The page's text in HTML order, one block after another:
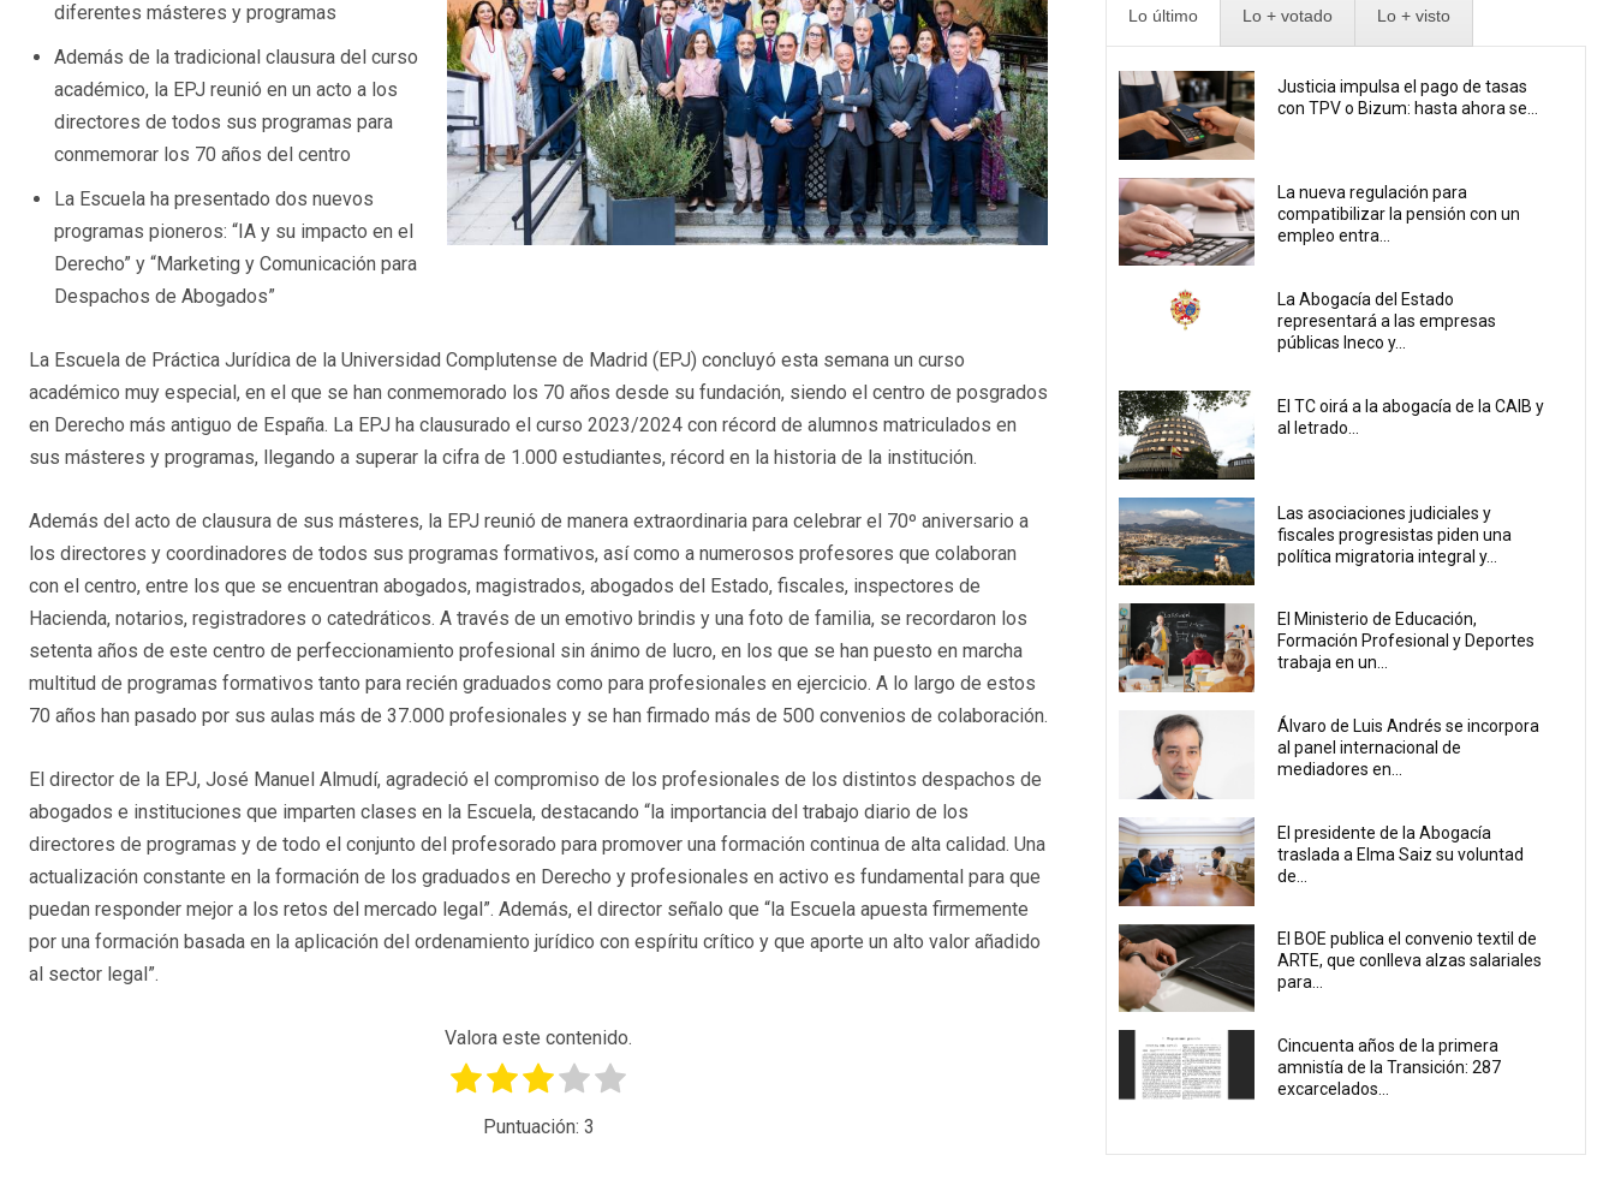
diferentes másteres y programas
Además de la tradicional clausura del curso
académico, la EPJ reunió en un acto a los
directores de todos sus programas para
conmemorar los 70 años del centro
La Escuela ha presentado dos nuevos
programas pioneros: “IA y su impacto en el
Derecho” y “Marketing y Comunicación para
Despachos de Abogados”
La Escuela de Práctica Jurídica de la Universidad Complutense de Madrid (EPJ) concluyó esta semana un curso
académico muy especial, en el que se han conmemorado los 70 años desde su fundación, siendo el centro de posgrados
en Derecho más antiguo de España. La EPJ ha clausurado el curso 2023/2024 con récord de alumnos matriculados en
sus másteres y programas, llegando a superar la cifra de 1.000 estudiantes, récord en la historia de la institución.
Además del acto de clausura de sus másteres, la EPJ reunió de manera extraordinaria para celebrar el 70º aniversario a
los directores y coordinadores de todos sus programas formativos, así como a numerosos profesores que colaboran
con el centro, entre los que se encuentran abogados, magistrados, abogados del Estado, fiscales, inspectores de
Hacienda, notarios, registradores o catedráticos. A través de un emotivo brindis y una foto de familia, se recordaron los
setenta años de este centro de perfeccionamiento profesional sin ánimo de lucro, en los que se han puesto en marcha
multitud de programas formativos tanto para recién graduados como para profesionales en ejercicio. A lo largo de estos
70 años han pasado por sus aulas más de 37.000 profesionales y se han firmado más de 500 convenios de colaboración.
El director de la EPJ, José Manuel Almudí, agradeció el compromiso de los profesionales de los distintos despachos de
abogados e instituciones que imparten clases en la Escuela, destacando “la importancia del trabajo diario de los
directores de programas y de todo el conjunto del profesorado para promover una formación continua de alta calidad. Una
actualización constante en la formación de los graduados en Derecho y profesionales en activo es fundamental para que
puedan responder mejor a los retos del mercado legal”. Además, el director señalo que “la Escuela apuesta firmemente
por una formación basada en la aplicación del ordenamiento jurídico con espíritu crítico y que aporte un alto valor añadido
al sector legal”.
Valora este contenido.
Puntuación: 3
Lo último Lo + votado Lo + visto
Justicia impulsa el pago de tasas
con TPV o Bizum: hasta ahora se...
La nueva regulación para
compatibilizar la pensión con un
empleo entra...
La Abogacía del Estado
representará a las empresas
públicas Ineco y...
El TC oirá a la abogacía de la CAIB y
al letrado...
Las asociaciones judiciales y
fiscales progresistas piden una
política migratoria integral y...
El Ministerio de Educación,
Formación Profesional y Deportes
trabaja en un...
Álvaro de Luis Andrés se incorpora
al panel internacional de
mediadores en...
El presidente de la Abogacía
traslada a Elma Saiz su voluntad
de...
El BOE publica el convenio textil de
ARTE, que conlleva alzas salariales
para...
Cincuenta años de la primera
amnistía de la Transición: 287
excarcelados...